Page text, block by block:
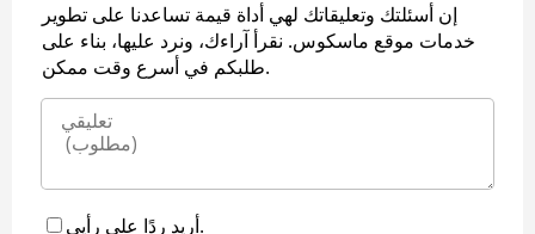
إن أسئلتك وتعليقاتك لهي أداة قيمة تساعدنا على تطوير
خدمات موقع ماسكوس. نقرأ آراءك، ونرد عليها، بناء على
طلبكم في أسرع وقت ممكن.
أريد ردًا على رأيي.